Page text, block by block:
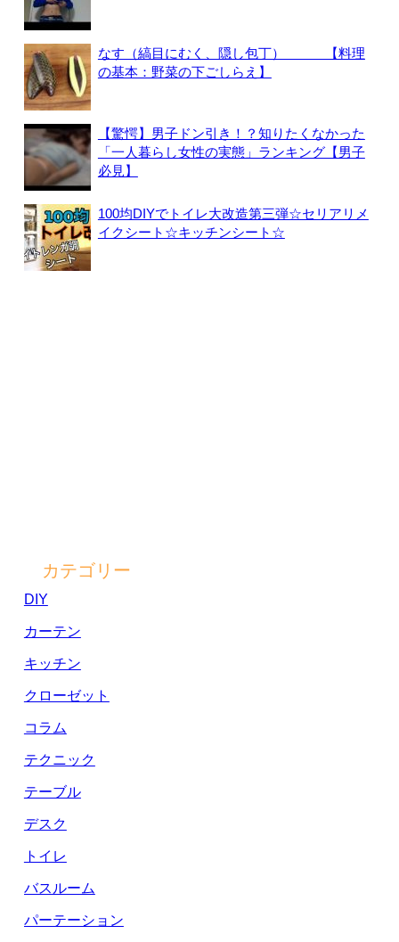
なす（縞目にむく、隠し包丁） 【料理
の基本：野菜の下ごしらえ】
【驚愕】男子ドン引き！？知りたくなかった
「一人暮らし女性の実態」ランキング【男子
必見】
100均DIYでトイレ大改造第三弾☆セリアリメ
イクシート☆キッチンシート☆
カテゴリー
DIY
カーテン
キッチン
クローゼット
コラム
テクニック
テーブル
デスク
トイレ
バスルーム
パーテーション